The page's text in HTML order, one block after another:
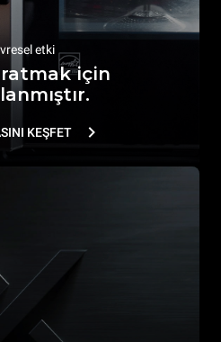
etki
için
KEŞFET